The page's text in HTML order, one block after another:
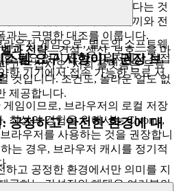
모든 구석을 탐험할 수 있다는 것
안도감입니다. 저희는 미끼와 전
과는 극명한 대조를 이룹니다.
과 전략—건설, 생산, 보호—을 마
고 드십시오. 저희 플랫폼은 무료
것입니다. 조건도, 놀라운 일도 없
제공합니다.
공정하고 안전한 환경에 대
고 공정한 환경에서만 의미를 지
공하는 감성적인 혜택은 여러분의
라우저 게임으로, 별도의 소프트웨
필요 없이 웹 브라우저에서 직접
한 기기에서 접속 가능한 무료 서
템 요구 사항이나 권장 브
게임이므로, 브라우저의 로컬 저장
최상의 경험을 위해서는 Chrome,
라우저를 사용하는 것을 권장합니
는 경우, 브라우저 캐시를 정기적
.